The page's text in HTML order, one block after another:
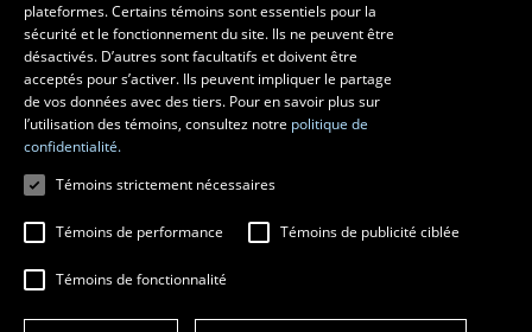
MESURES D'URGENCE
Composer le418 656-5555
© 2026 Université Laval Tous droits réservés
plateformes. Certains témoins sont essentiels pour la
sécurité et le fonctionnement du site. Ils ne peuvent être
désactivés. D’autres sont facultatifs et doivent être
acceptés pour s’activer. Ils peuvent impliquer le partage
de vos données avec des tiers. Pour en savoir plus sur
l’utilisation des témoins, consultez notre politique de
confidentialité.
Témoins strictement nécessaires
Témoins de performance Témoins de publicité ciblée
Témoins de fonctionnalité